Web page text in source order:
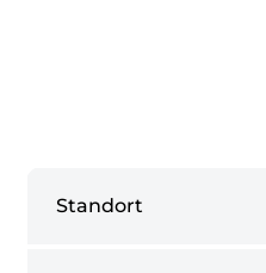
Standort